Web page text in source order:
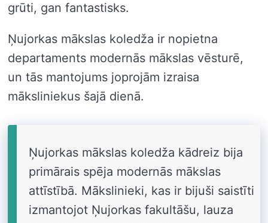
grūti, gan fantastisks.
Ņujorkas mākslas koledža ir nopietna
departaments modernās mākslas vēsturē,
un tās mantojums joprojām izraisa
māksliniekus šajā dienā.
Ņujorkas mākslas koledža kādreiz bija
primārais spēja modernās mākslas
attīstībā. Mākslinieki, kas ir bijuši saistīti
izmantojot Ņujorkas fakultāšu, lauza